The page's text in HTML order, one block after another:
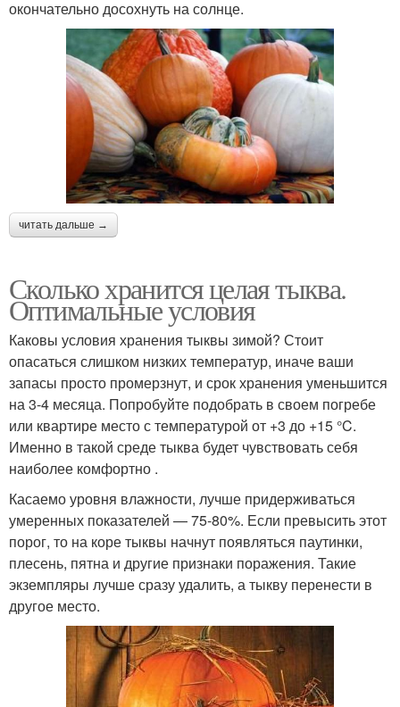
окончательно досохнуть на солнце.
читать дальше →
Сколько хранится целая тыква.
Оптимальные условия
Каковы условия хранения тыквы зимой? Стоит
опасаться слишком низких температур, иначе ваши
запасы просто промерзнут, и срок хранения уменьшится
на 3-4 месяца. Попробуйте подобрать в своем погребе
или квартире место с температурой от +3 до +15 °C.
Именно в такой среде тыква будет чувствовать себя
наиболее комфортно .
Касаемо уровня влажности, лучше придерживаться
умеренных показателей — 75-80%. Если превысить этот
порог, то на коре тыквы начнут появляться паутинки,
плесень, пятна и другие признаки поражения. Такие
экземпляры лучше сразу удалить, а тыкву перенести в
другое место.